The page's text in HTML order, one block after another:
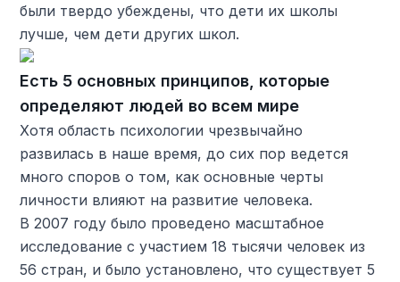
были твердо убеждены, что дети их школы
лучше, чем дети других школ.
Есть 5 основных принципов, которые
определяют людей во всем мире
Хотя область психологии чрезвычайно
развилась в наше время, до сих пор ведется
много споров о том, как основные черты
личности влияют на развитие человека.
В 2007 году было проведено масштабное
исследование с участием 18 тысячи человек из
56 стран, и было установлено, что существует 5